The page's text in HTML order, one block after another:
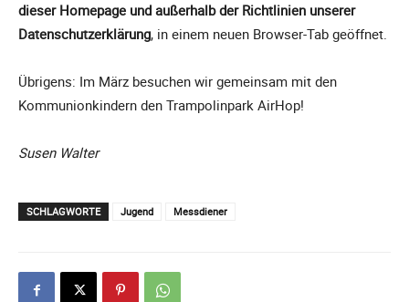
dieser Homepage und außerhalb der Richtlinien unserer
Datenschutzerklärung, in einem neuen Browser-Tab geöffnet.
Übrigens: Im März besuchen wir gemeinsam mit den
Kommunionkindern den Trampolinpark AirHop!
Susen Walter
SCHLAGWORTE Jugend Messdiener